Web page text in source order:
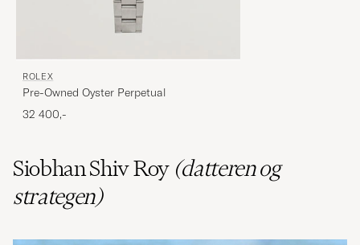
ROLEX
Pre-Owned Oyster Perpetual
32 400,-
SiobhanShivRoy (datteren og
strategen)